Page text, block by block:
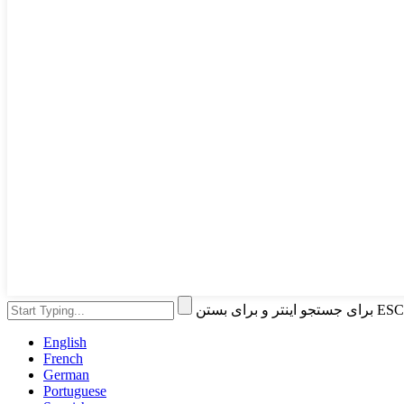
English
French
German
Portuguese